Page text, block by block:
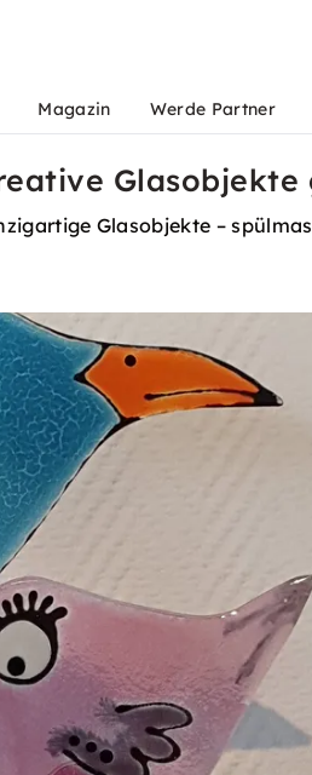
Magazin Werde Partner
Glasobjekte
Glasobjekte –